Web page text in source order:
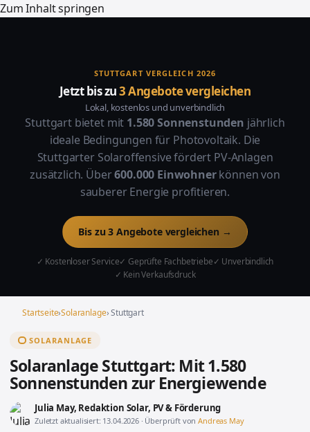
Zum Inhalt springen
STUTTGART VERGLEICH 2026
Jetzt bis zu3 Angebote vergleichen
Lokal, kostenlos und unverbindlich
Stuttgart bietet mit 1.580 Sonnenstunden jährlich
ideale Bedingungen für Photovoltaik. Die
Stuttgarter Solaroffensive fördert PV-Anlagen
zusätzlich. Über600.000 Einwohnerkönnen von
sauberer Energie profitieren.
Bis zu 3 Angebote vergleichen →
✓ Kostenloser Service✓ Geprüfte Fachbetriebe✓ Unverbindlich
✓ Kein Verkaufsdruck
Startseite›Solaranlage› Stuttgart
SOLARANLAGE
Solaranlage Stuttgart: Mit 1.580
Sonnenstunden zur Energiewende
Julia May, Redaktion Solar, PV & Förderung
Zuletzt aktualisiert: 13.04.2026 · Überprüft vonAndreas May